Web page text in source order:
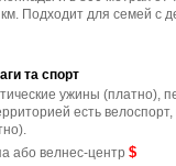
Подходит для семей с
та спорт
ужины (платно),
есть
або велнес-центр $